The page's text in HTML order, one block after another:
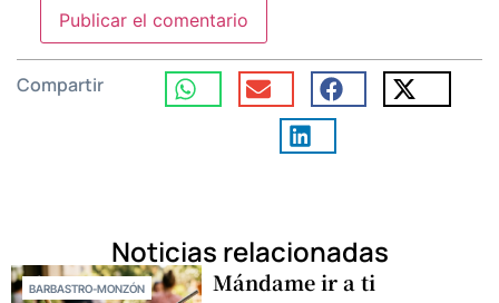
Compartir
Noticias relacionadas
BARBASTRO-MONZÓN Mándame ir a ti